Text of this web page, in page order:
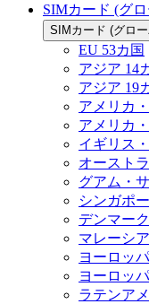
SIMカード (グ
SIMカード (グロ
EU 53カ国
アジア 14
アジア 19
アメリカ
アメリカ
イギリス
オースト
グアム・
シンガポ
デンマー
マレーシ
ヨーロッ
ヨーロッ
ラテンア